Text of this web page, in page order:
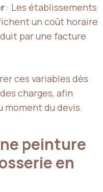
: Les établissements
un coût horaire
par une facture
ces variables dès
charges, afin
moment du devis.
peinture
en